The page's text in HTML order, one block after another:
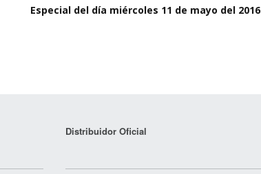
Especial del día miércoles 11 de mayo del 2016
Distribuidor Oficial